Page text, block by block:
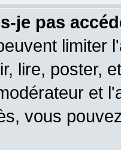
je pas
limiter
lire, poster,
et
vous